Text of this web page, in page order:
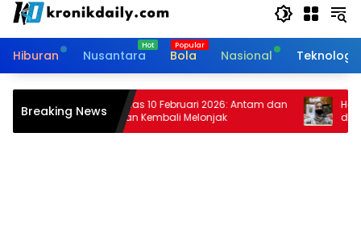
Hiburan Nusantara Bola Nasional Teknologi
Breaking News
Harga Emas 10 Februari 2026: Antam dan
Pegadaian Kembali Melonjak
Harga
dan